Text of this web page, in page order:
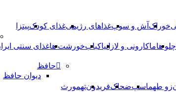
خوراک آش و سوپغذاهای رژیمیغذای کودکپیتزا
هاماکارونی و لازانیاکبابخورشت هاغذای سنتی
زو طهماسپ‏ضحاکفریدونتهمورث
حافظ
دیوان حافظ